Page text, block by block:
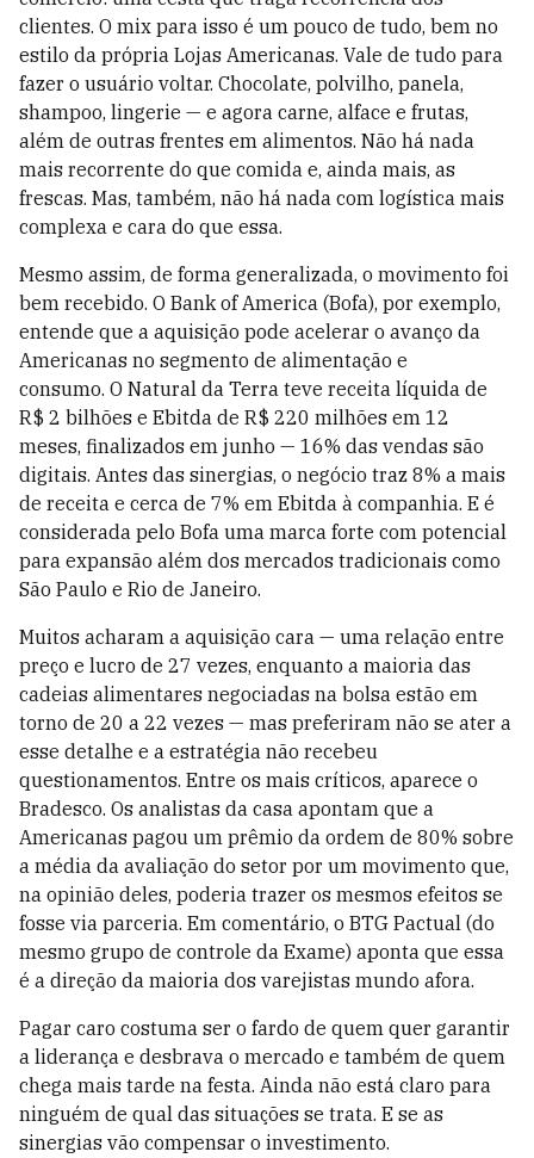
clientes. O mix para isso é um pouco de tudo, bem no
estilo da própria Lojas Americanas. Vale de tudo para
fazer o usuário voltar. Chocolate, polvilho, panela,
shampoo, lingerie — e agora carne, alface e frutas,
além de outras frentes em alimentos. Não há nada
mais recorrente do que comida e, ainda mais, as
frescas. Mas, também, não há nada com logística mais
complexa e cara do que essa.
Mesmo assim, de forma generalizada, o movimento foi
bem recebido. O Bank of America (Bofa), por exemplo,
entende que a aquisição pode acelerar o avanço da
Americanas no segmento de alimentação e
consumo. O Natural da Terra teve receita líquida de
R$ 2 bilhões e Ebitda de R$ 220 milhões em 12
meses, finalizados em junho — 16% das vendas são
digitais. Antes das sinergias, o negócio traz 8% a mais
de receita e cerca de 7% em Ebitda à companhia. E é
considerada pelo Bofa uma marca forte com potencial
para expansão além dos mercados tradicionais como
São Paulo e Rio de Janeiro.
Muitos acharam a aquisição cara — uma relação entre
preço e lucro de 27 vezes, enquanto a maioria das
cadeias alimentares negociadas na bolsa estão em
torno de 20 a 22 vezes — mas preferiram não se ater a
esse detalhe e a estratégia não recebeu
questionamentos. Entre os mais críticos, aparece o
Bradesco. Os analistas da casa apontam que a
Americanas pagou um prêmio da ordem de 80% sobre
a média da avaliação do setor por um movimento que,
na opinião deles, poderia trazer os mesmos efeitos se
fosse via parceria. Em comentário, o BTG Pactual (do
mesmo grupo de controle da Exame) aponta que essa
é a direção da maioria dos varejistas mundo afora.
Pagar caro costuma ser o fardo de quem quer garantir
a liderança e desbrava o mercado e também de quem
chega mais tarde na festa. Ainda não está claro para
ninguém de qual das situações se trata. E se as
sinergias vão compensar o investimento.